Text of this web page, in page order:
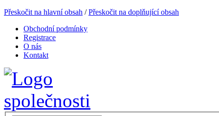
Přeskočit na hlavní obsah /Přeskočit na doplňující obsah
Obchodní podmínky
Registrace
O nás
Kontakt